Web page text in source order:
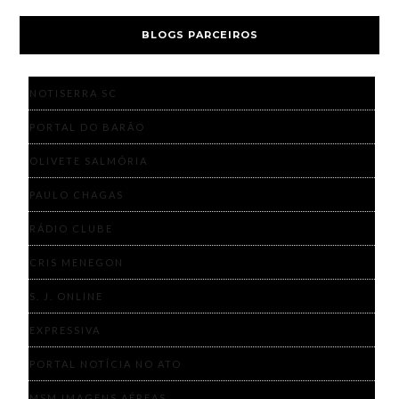
BLOGS PARCEIROS
NOTISERRA SC
PORTAL DO BARÃO
OLIVETE SALMÓRIA
PAULO CHAGAS
RÁDIO CLUBE
CRIS MENEGON
S. J. ONLINE
EXPRESSIVA
PORTAL NOTÍCIA NO ATO